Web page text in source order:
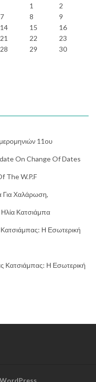
1
2
7 8
9
14 15
16
21 22
23
28 29
30
11ου
On Change Of Dates
The W.P.F
Για Χαλάρωση,
Κατσιάμπα
Κατσιάμπας: Η Εσωτερική
Κατσιάμπας: Η Εσωτερική
WordPress